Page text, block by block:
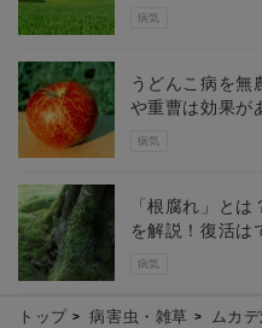
病気
病気
うどんこ病を無
や重曹は効果が
病気
「根腐れ」と
を解説！復活は
トップ 病害虫・雑草 ムカ